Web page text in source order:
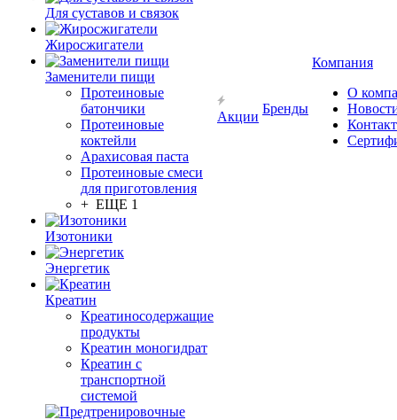
Для суставов и связок
Жиросжигатели
Заменители пищи
Протеиновые
батончики
Протеиновые
коктейли
Арахисовая паста
Протеиновые смеси
для приготовления
+ ЕЩЕ 1
Изотоники
Энергетик
Креатин
Креатиносодержащие
продукты
Креатин моногидрат
Креатин с
транспортной
системой
Акции
Бренды
Компания
О